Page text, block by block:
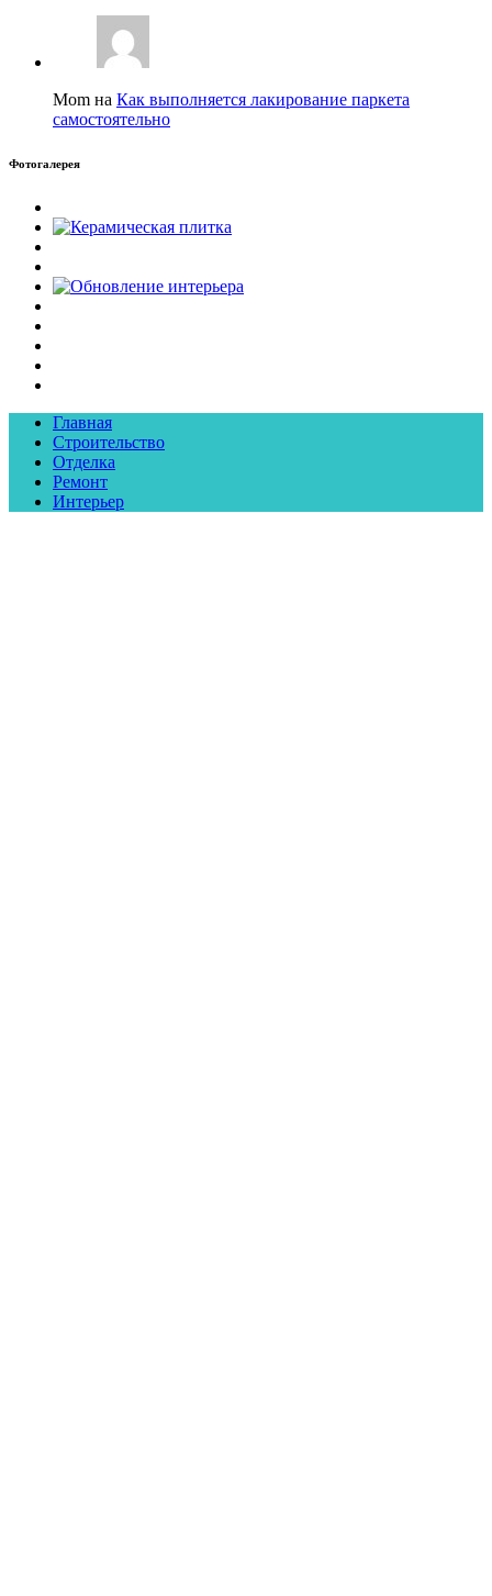
Mom на Как выполняется лакирование паркета
самостоятельно
Фотогалерея
Главная
Строительство
Отделка
Ремонт
Интерьер